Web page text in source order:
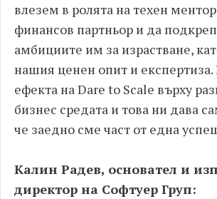
влезем в ролята на техен
финансов партньор и да
амбициите им за израстване,
нашия ценен опит и
ефекта на Dare to Scale върху
бизнес средата и това ни дава
че заедно сме част от една
Калин Радев, основател и
директор на Софтуер Груп: